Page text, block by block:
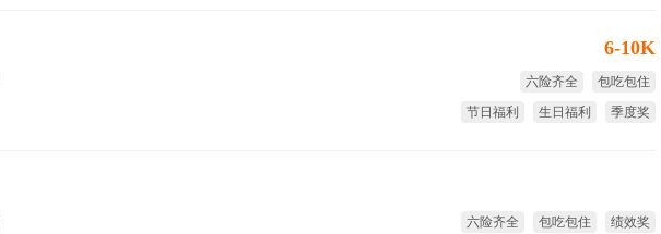
6-10K
六险齐全
包吃包住
节日福利
生日福利
季度奖
六险齐全 包吃包住
绩效奖